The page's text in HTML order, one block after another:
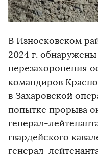
В Износковском
2024 г.
перезахоронения
командиров
в Захаровской
попытке прорыва
генерал-
гвардейского
генерал-